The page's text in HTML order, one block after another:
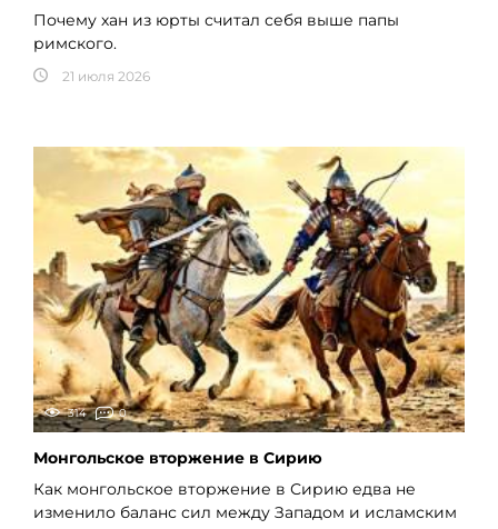
Почему хан из юрты считал себя выше папы
римского.
21 июля 2026
314 0
Монгольское вторжение в Сирию
Как монгольское вторжение в Сирию едва не
изменило баланс сил между Западом и исламским